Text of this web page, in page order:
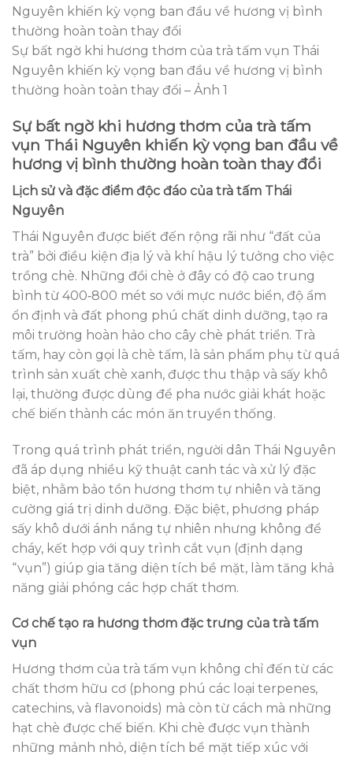
Sự bất ngờ khi hương thơm của trà tấm vụn Thái
Nguyên khiến kỳ vọng ban đầu về hương vị bình
thường hoàn toàn thay đổi – Ảnh 1
Sự bất ngờ khi hương thơm của trà tấm
vụn Thái Nguyên khiến kỳ vọng ban đầu về
hương vị bình thường hoàn toàn thay đổi
Lịch sử và đặc điểm độc đáo của trà tấm Thái
Nguyên
Thái Nguyên được biết đến rộng rãi như “đất của
trà” bởi điều kiện địa lý và khí hậu lý tưởng cho việc
trồng chè. Những đồi chè ở đây có độ cao trung
bình từ 400‑800 mét so với mực nước biển, độ ẩm
ổn định và đất phong phú chất dinh dưỡng, tạo ra
môi trường hoàn hảo cho cây chè phát triển. Trà
tấm, hay còn gọi là chè tấm, là sản phẩm phụ từ quá
trình sản xuất chè xanh, được thu thập và sấy khô
lại, thường được dùng để pha nước giải khát hoặc
chế biến thành các món ăn truyền thống.
Trong quá trình phát triển, người dân Thái Nguyên
đã áp dụng nhiều kỹ thuật canh tác và xử lý đặc
biệt, nhằm bảo tồn hương thơm tự nhiên và tăng
cường giá trị dinh dưỡng. Đặc biệt, phương pháp
sấy khô dưới ánh nắng tự nhiên nhưng không để
cháy, kết hợp với quy trình cắt vụn (định dạng
“vụn”) giúp gia tăng diện tích bề mặt, làm tăng khả
năng giải phóng các hợp chất thơm.
Cơ chế tạo ra hương thơm đặc trưng của trà tấm
vụn
Hương thơm của trà tấm vụn không chỉ đến từ các
chất thơm hữu cơ (phong phú các loại terpenes,
catechins, và flavonoids) mà còn từ cách mà những
hạt chè được chế biến. Khi chè được vụn thành
những mảnh nhỏ, diện tích bề mặt tiếp xúc với